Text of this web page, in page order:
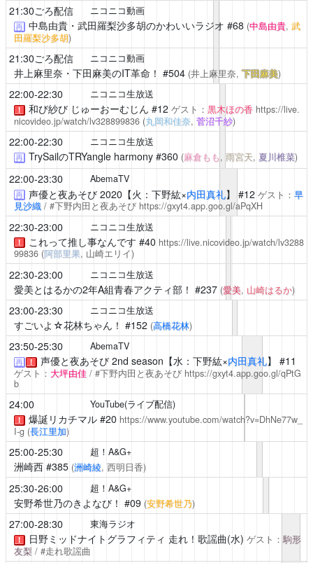
21:30ごろ配信 ニコニコ動画
再 中島由貴・武田羅梨沙多胡のかわいいラジオ #68 (中島由貴, 武
田羅梨沙多胡)
21:30ごろ配信 ニコニコ動画
井上麻里奈・下田麻美のIT革命！ #504 (井上麻里奈,下田麻美)
22:00-22:30 ニコニコ生放送
！ 和び紗び じゅーおーむじん #12 ゲスト： 黒木ほの香 https://live.
nicovideo.jp/watch/lv328899836 (丸岡和佳奈, 菅沼千紗)
22:00-22:30 ニコニコ生放送
再 TrySailのTRYangle harmony#360 (麻倉もも, 雨宮天, 夏川椎菜)
22:00-23:30 AbemaTV
再 声優と夜あそび2020【火：下野紘×内田真礼】 #12 ゲスト： 早
見沙織/ #下野内田と夜あそび https://gxyt4.app.goo.gl/aPqXH
22:30-23:00 ニコニコ生放送
！ これって推し事なんです #40 https://live.nicovideo.jp/watch/lv3288
99836 (阿部里果, 山崎エリイ)
22:30-23:00 ニコニコ生放送
愛美とはるかの2年A組青春アクティ部！ #237 (愛美, 山崎はるか)
23:00-23:30 ニコニコ生放送
すごいよ☆花林ちゃん！ #152 (高橋花林)
23:50-25:30 AbemaTV
再 ！ 声優と夜あそび2nd season【水：下野紘×内田真礼】 #11
ゲスト： 大坪由佳/ #下野内田と夜あそび https://gxyt4.app.goo.gl/qPtG
b
24:00 YouTube(ライブ配信)
！ 爆誕リカチマル#20 https://www.youtube.com/watch?v=DhNe77w_
I-g (長江里加)
25:00-25:30 超！A&G+
洲崎西#385 (洲崎綾, 西明日香)
25:30-26:00 超！A&G+
安野希世乃のきよなび！ #09 (安野希世乃)
27:00-28:30 東海ラジオ
！ 日野ミッドナイトグラフィティ 走れ！歌謡曲(水) ゲスト： 駒形
友梨 / #走れ歌謡曲